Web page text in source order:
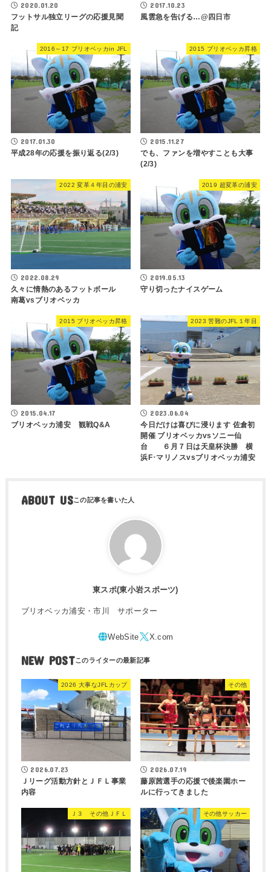
2020.01.20
フットサル独立リーグの応援見聞
記
2017.10.23
風雲急を告げる…@四日市
2016～17 ブリオベッカin JFL
2017.01.30
平成28年の応援を振り返る(2/3)
2015 ブリオベッカ昇格
2015.11.27
でも、ファンを増やすことも大事
(2/3)
2022 変革４年目の浦安
2022.08.29
久々に情熱のあるフットボール
南葛vsブリオベッカ
2019 超変革の浦安
2019.05.13
守り切ったナイスゲーム
2015 ブリオベッカ昇格
2015.04.17
ブリオベッカ浦安 観戦Q&A
2023 苦難のJFL１年目
2023.06.04
今日だけは喜びに浸ります 佐倉初
開催 ブリオベッカvsソニー仙
台 ６月７日は天皇杯決勝 横
浜F･マリノスvsブリオベッカ浦安
ABOUT US
東スポ(東小岩スポーツ)
ブリオベッカ浦安・市川 サポーター
NEW POST
2026 大事なJFLカップ
2026.07.23
Ｊリーグ活動方針とＪＦＬ事業
内容
その他
2026.07.19
藤原茜選手の応援で後楽園ホー
ルに行ってきました
Ｊ３ その他ＪＦＬ その他サッカー